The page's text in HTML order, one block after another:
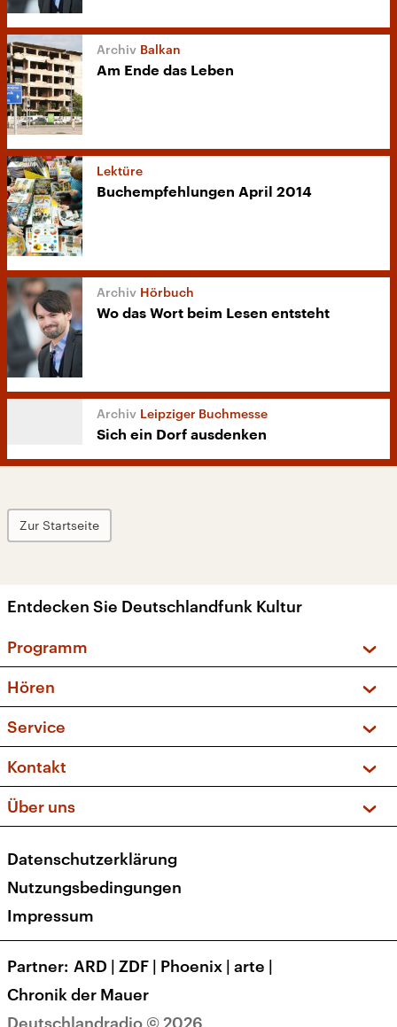
Balkan
Am Ende das Leben
Lektüre
Buchempfehlungen April 2014
Hörbuch
Wo das Wort beim Lesen entsteht
Leipziger Buchmesse
Sich ein Dorf ausdenken
Zur Startseite
Entdecken Sie Deutschlandfunk Kultur
Programm
Sendungen und Podcasts
Musikliste
Kakadu – Das Kinderprogramm
Hören
Frequenzen (UKW + DAB+)
Service
FAQ
Apps
Newsletter
Kontakt
Social Media
Über uns
Presse
Karriere
Transparenz
Deutschlandradio © 2026
Datenschutzerklärung
Nutzungsbedingungen
Impressum
Partner ARD | ZDF | Phoenix | arte |
Chronik der Mauer